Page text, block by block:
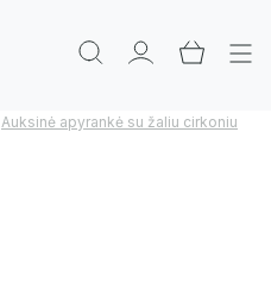
Auksinė apyrankė su žaliu cirkoniu